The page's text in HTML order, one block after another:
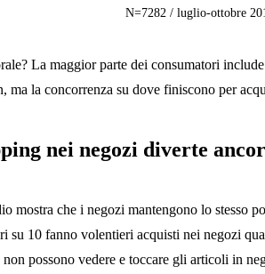
N=7282 / luglio-ottobre
La maggior parte dei consumatori
ma la concorrenza su dove finiscono per
nei negozi diverte
mostra che i negozi mantengono lo stesso
su 10 fanno volentieri acquisti nei negozi
non possono vedere e toccare gli articoli in